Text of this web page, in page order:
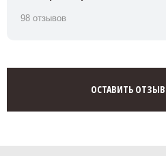
98 отзывов
ОСТАВИТЬ ОТЗЫВ